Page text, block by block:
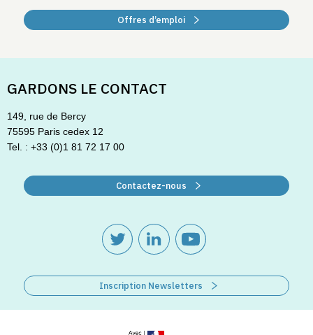
Offres d’emploi
GARDONS LE CONTACT
149, rue de Bercy
75595 Paris cedex 12
Tel. : +33 (0)1 81 72 17 00
Contactez-nous
Inscription Newsletters